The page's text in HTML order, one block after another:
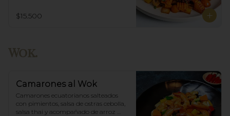
$15.500
Camarones al Wok
Camarones ecuatorianos salteados
con pimientos, salsa de ostras cebolla,
salsa thai y acompañado de arroz